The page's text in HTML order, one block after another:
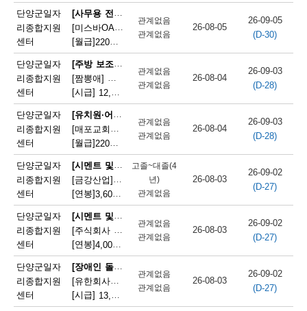
단양군일자
리종합지원
센터
[사무용 전자기기 설치 및 수리원(컴퓨터 제외)]
[미스바OA] 사무기기 서비스 직원 모집
[월급] 220만원
관계없음
관계없음
26-08-05
26-09-05
(D-30)
단양군일자
리종합지원
센터
[주방 보조원(일반 음식점)]
[짬뽕애] 주방보조 및 홀서빙 모집
[시급] 12,000원 | 충청북도 단양군 단양읍 별곡8길 6-1
관계없음
관계없음
26-08-04
26-09-03
(D-28)
단양군일자
리종합지원
센터
[유치원·어린이집 급식 조리사]
[매포교회어린이집] 어린이집 조리사(정규직) 채용
[월급] 220만원
관계없음
관계없음
26-08-04
26-09-03
(D-28)
단양군일자
리종합지원
센터
[시멘트 및 광물제품 제조기 조작원]
[금강산업]한일시멘트협력업체 예열직원 모집
[연봉]3,600만원 | 충청북도 단양군 매포읍 매포길 245
고졸~대졸(4
년)
관계없음
26-08-03
26-09-02
(D-27)
단양군일자
리종합지원
센터
[시멘트 및 광물제품 제조기 조작원]
[주식회사 주안] 시멘트 생산 설비 관리
[연봉]4,000만원 | 충청북도 단양군 매포읍 매포길 18
관계없음
관계없음
26-08-03
26-09-02
(D-27)
단양군일자
리종합지원
센터
[장애인 돌봄 종사원]
[유한회사단양돌봄사회서비스센터] 장애인 활동지원사 모집
[시급] 13,100원 | 충청북도 단양군 단양읍 삼봉로 233
관계없음
관계없음
26-08-03
26-09-02
(D-27)
정
보
오
늘
마
감
되
는
채
용
정
보
단
양